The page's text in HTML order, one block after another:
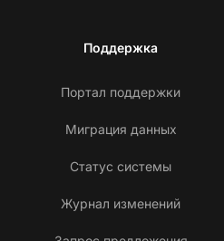
Поддержка
Портал поддержки
Миграция данных
Статус системы
Журнал изменений